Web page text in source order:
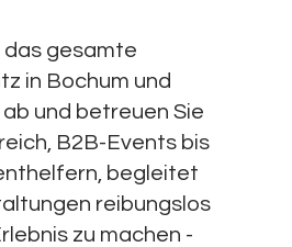
das gesamte
in Bochum und
und betreuen Sie
B2B-Events bis
begleitet
reibungslos
zu machen -